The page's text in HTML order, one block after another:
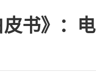
投资并购
能源化工与环保
马来西亚
书》：